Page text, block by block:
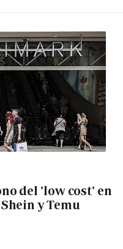
del 'low cost' en
y Temu